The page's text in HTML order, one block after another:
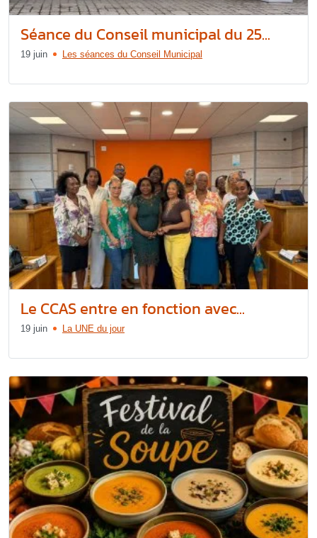
Séance du Conseil municipal du 25...
19 juin Les séances du Conseil Municipal
Le CCAS entre en fonction avec...
19 juin La UNE du jour